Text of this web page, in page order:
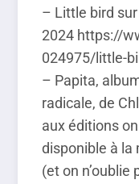
– Little bird
2024 https://
024975/little-
– Papita,
radicale, de
aux éditions
disponible à la
(et on n’oublie